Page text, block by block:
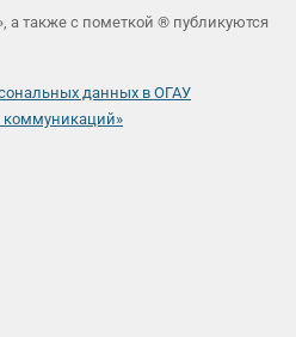
а также с пометкой ® публикуются
данных в ОГАУ
коммуникаций»